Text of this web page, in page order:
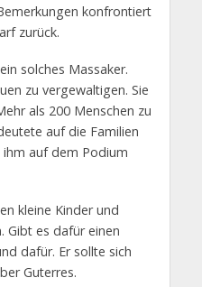
konfrontiert
zurück.
solches Massaker.
zu vergewaltigen. Sie
als 200 Menschen zu
auf die Familien
auf dem Podium
kleine Kinder und
Gibt es dafür einen
dafür. Er sollte sich
Guterres.